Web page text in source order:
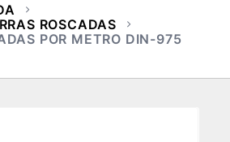
ROSCADAS
POR METRO DIN-975